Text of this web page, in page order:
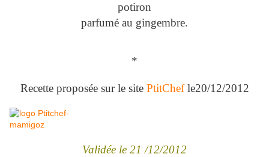
potiron
parfumé au gingembre.
*
Recette proposée sur le site PtitChefle20/12/2012
Validée le 21 /12/2012